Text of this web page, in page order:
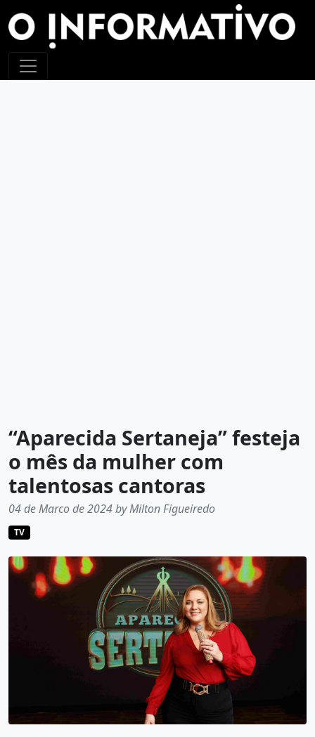
“Aparecida Sertaneja” festeja
o mês da mulher com
talentosas cantoras
04 de Marco de 2024 by Milton Figueiredo
TV